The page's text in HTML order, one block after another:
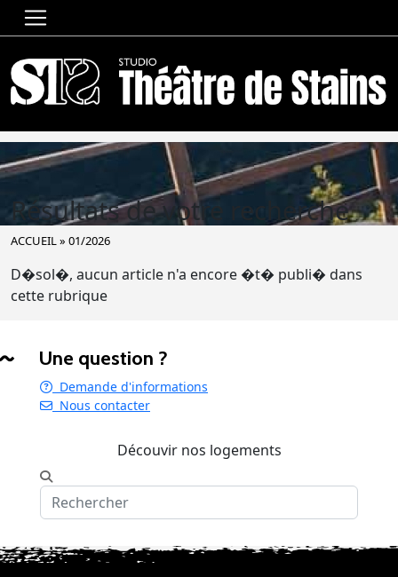
Résultats de votre recherche
ACCUEIL» 01/2026
D�sol�, aucun article n'a encore �t� publi� dans
cette rubrique
Une question ?
Demande d'informations
Nous contacter
Découvir nos logements